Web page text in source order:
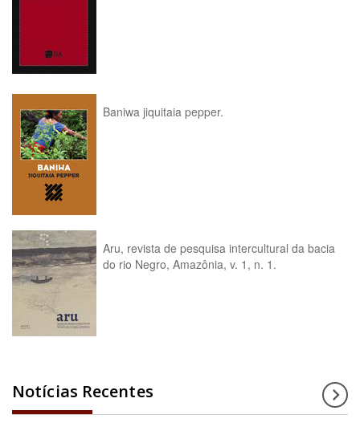
Baniwa jiquitaia pepper.
Aru, revista de pesquisa intercultural da bacia
do rio Negro, Amazônia, v. 1, n. 1.
Notícias Recentes